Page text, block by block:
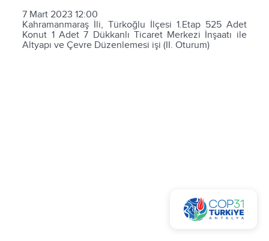
7 Mart 2023 12:00
Kahramanmaraş İli, Türkoğlu İlçesi 1.Etap 525 Adet
Konut 1 Adet 7 Dükkanlı Ticaret Merkezi İnşaatı ile
Altyapı ve Çevre Düzenlemesi işi (II. Oturum)